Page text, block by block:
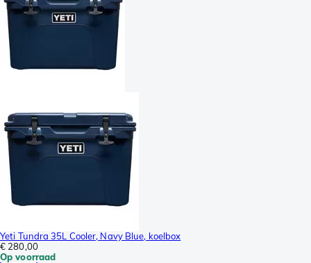
Yeti Tundra 35L Cooler, Navy Blue, koelbox
€ 280,00
Op voorraad